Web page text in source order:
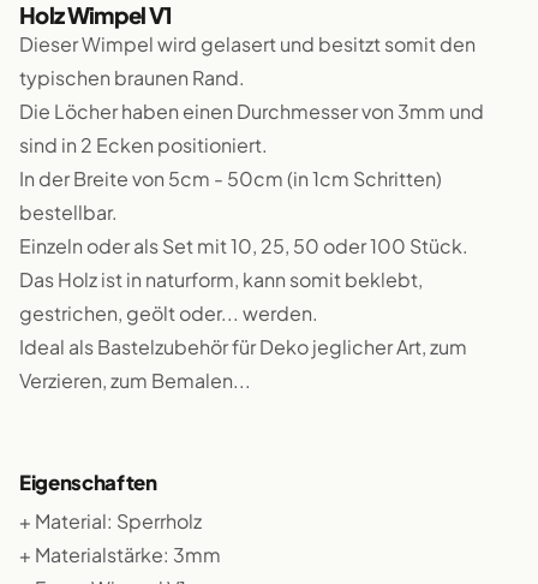
Holz Wimpel V1
Dieser Wimpel wird gelasert und besitzt somit den
typischen braunen Rand.
Die Löcher haben einen Durchmesser von 3mm und
sind in 2 Ecken positioniert.
In der Breite von 5cm - 50cm (in 1cm Schritten)
bestellbar.
Einzeln oder als Set mit 10, 25, 50 oder 100 Stück.
Das Holz ist in naturform, kann somit beklebt,
gestrichen, geölt oder... werden.
Ideal als Bastelzubehör für Deko jeglicher Art, zum
Verzieren, zum Bemalen...
Eigenschaften
+ Material: Sperrholz
+ Materialstärke: 3mm